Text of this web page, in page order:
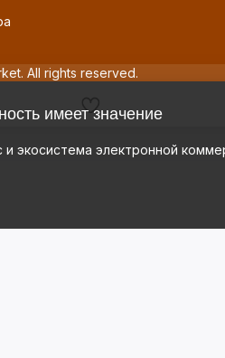
All rights reserved.
имеет значение
экосистема электронной